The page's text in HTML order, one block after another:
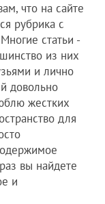
что на сайте
рубрика с
статьи -
из них
и лично
довольно
жестких
для
вы найдете
и